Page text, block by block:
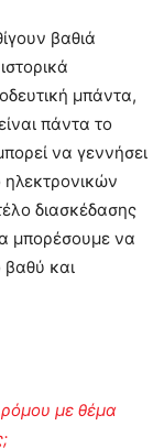
βαθιά
μπάντα,
πάντα το
να γεννήσει
ηλεκτρονικών
διασκέδασης
μπορέσουμε να
βαθύ και
με θέμα